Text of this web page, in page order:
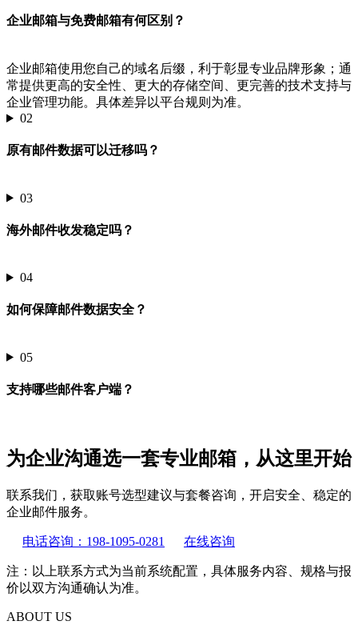
企业邮箱与免费邮箱有何区别？
企业邮箱使用您自己的域名后缀，利于彰显专业品牌形象；通
常提供更高的安全性、更大的存储空间、更完善的技术支持与
企业管理功能。具体差异以平台规则为准。
02
原有邮件数据可以迁移吗？
03
海外邮件收发稳定吗？
04
如何保障邮件数据安全？
05
支持哪些邮件客户端？
为企业沟通选一套专业邮箱，从这里开始
联系我们，获取账号选型建议与套餐咨询，开启安全、稳定的
企业邮件服务。
电话咨询：198-1095-0281 在线咨询
注：以上联系方式为当前系统配置，具体服务内容、规格与报
价以双方沟通确认为准。
ABOUT US